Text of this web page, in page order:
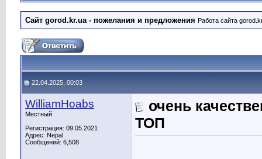
Сайт gorod.kr.ua - пожелания и предложения Работа сайта
22.04.2025, 00:03
WilliamHoabs
Местный
Регистрация: 09.05.2021
Адрес: Nepal
Сообщений: 6,508
очень
ТОП